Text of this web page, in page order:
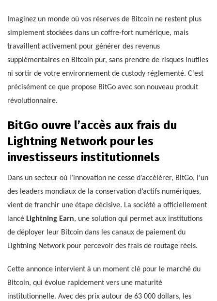
Imaginez un monde où vos réserves de Bitcoin ne restent plus
simplement stockées dans un coffre-fort numérique, mais
travaillent activement pour générer des revenus
supplémentaires en Bitcoin pur, sans prendre de risques inutiles
ni sortir de votre environnement de custody réglementé. C’est
précisément ce que propose BitGo avec son nouveau produit
révolutionnaire.
BitGo ouvre l’accès aux frais du
Lightning Network pour les
investisseurs institutionnels
Dans un secteur où l’innovation ne cesse d’accélérer, BitGo, l’un
des leaders mondiaux de la conservation d’actifs numériques,
vient de franchir une étape décisive. La société a officiellement
lancé Lightning Earn, une solution qui permet aux institutions
de déployer leur Bitcoin dans les canaux de paiement du
Lightning Network pour percevoir des frais de routage réels.
Cette annonce intervient à un moment clé pour le marché du
Bitcoin, qui évolue rapidement vers une maturité
institutionnelle. Avec des prix autour de 63 000 dollars, les